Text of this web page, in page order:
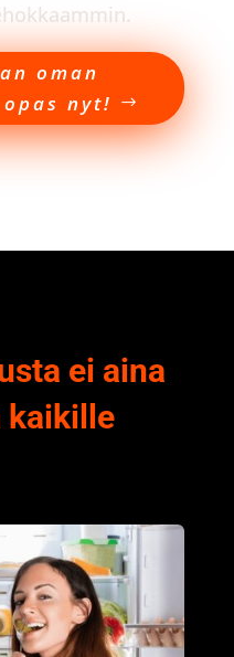
oman
nyt!
ei aina
kaikille